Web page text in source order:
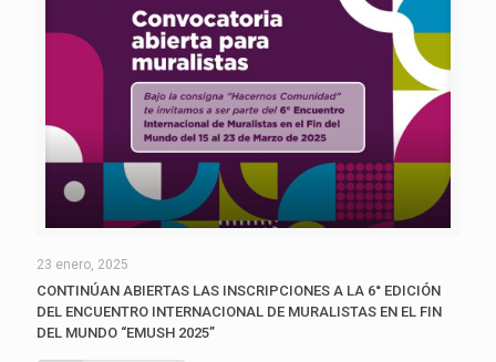
23 enero, 2025
CONTINÚAN ABIERTAS LAS INSCRIPCIONES A LA 6° EDICIÓN
DEL ENCUENTRO INTERNACIONAL DE MURALISTAS EN EL FIN
DEL MUNDO “EMUSH 2025”